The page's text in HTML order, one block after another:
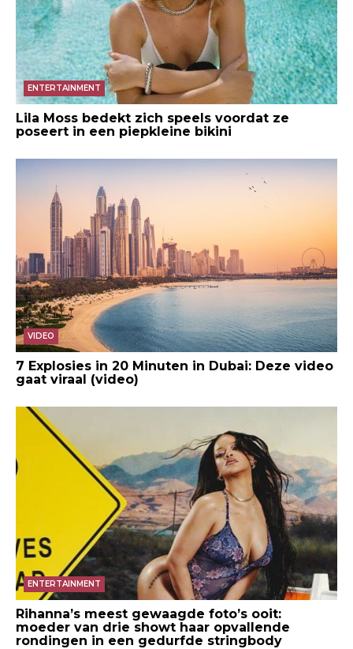
ENTERTAINMENT
Lila Moss bedekt zich speels voordat ze
poseert in een piepkleine bikini
VIDEO
7 Explosies in 20 Minuten in Dubai: Deze video
gaat viraal (video)
ENTERTAINMENT
Rihanna’s meest gewaagde foto’s ooit:
moeder van drie showt haar opvallende
rondingen in een gedurfde stringbody